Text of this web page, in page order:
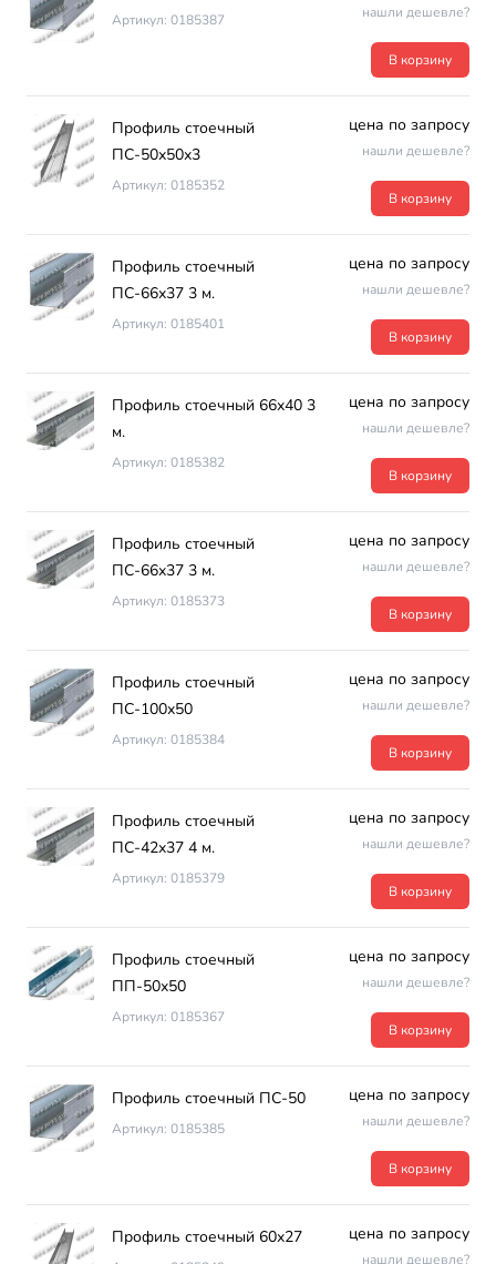
Артикул: 0185387 нашли дешевле?
В корзину
Профиль стоечный
ПС-50х50х3
Артикул: 0185352
цена по запросу
нашли дешевле?
В корзину
Профиль стоечный
ПС-66х37 3 м.
Артикул: 0185401
цена по запросу
нашли дешевле?
В корзину
Профиль стоечный 66х40 3
м.
Артикул: 0185382
цена по запросу
нашли дешевле?
В корзину
Профиль стоечный
ПС-66х37 3 м.
Артикул: 0185373
цена по запросу
нашли дешевле?
В корзину
Профиль стоечный
ПС-100х50
Артикул: 0185384
цена по запросу
нашли дешевле?
В корзину
Профиль стоечный
ПС-42х37 4 м.
Артикул: 0185379
цена по запросу
нашли дешевле?
В корзину
Профиль стоечный
ПП-50х50
Артикул: 0185367
цена по запросу
нашли дешевле?
В корзину
Профиль стоечный ПС-50
Артикул: 0185385
цена по запросу
нашли дешевле?
В корзину
Профиль стоечный 60х27 цена по запросу
нашли дешевле?